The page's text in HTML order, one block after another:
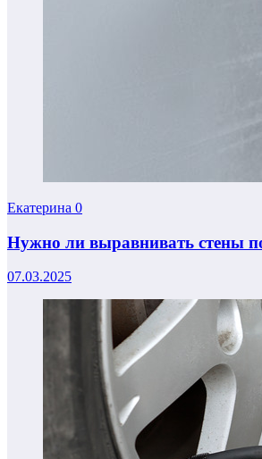
Екатерина 0
Нужно ли выравнивать стены
07.03.2025